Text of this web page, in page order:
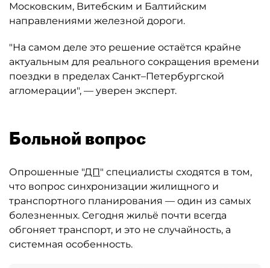
Московским, Витебским и Балтийским
направлениями железной дороги.
"На самом деле это решение остаётся крайне
актуальным для реального сокращения времени
поездки в пределах Санкт–Петербургской
агломерации", — уверен эксперт.
Больной вопрос
Опрошенные "ДП" специалисты сходятся в том,
что вопрос синхронизации жилищного и
транспортного планирования — один из самых
болезненных. Сегодня жильё почти всегда
обгоняет транспорт, и это не случайность, а
системная особенность.